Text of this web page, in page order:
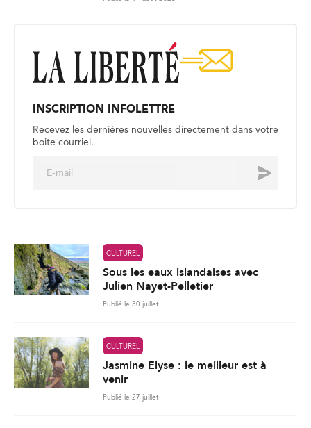
INSCRIPTION INFOLETTRE
Recevez les dernières nouvelles directement dans votre
boite courriel.
Envoyer
CULTUREL
Sous les eaux islandaises avec
Julien Nayet-Pelletier
Publié le 30 juillet
CULTUREL
Jasmine Elyse : le meilleur est à
venir
Publié le 27 juillet